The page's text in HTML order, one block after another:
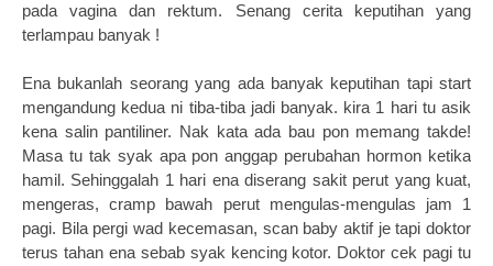
pada vagina dan rektum. Senang cerita keputihan yang
terlampau banyak !
Ena bukanlah seorang yang ada banyak keputihan tapi start
mengandung kedua ni tiba-tiba jadi banyak. kira 1 hari tu asik
kena salin pantiliner. Nak kata ada bau pon memang takde!
Masa tu tak syak apa pon anggap perubahan hormon ketika
hamil. Sehinggalah 1 hari ena diserang sakit perut yang kuat,
mengeras, cramp bawah perut mengulas-mengulas jam 1
pagi. Bila pergi wad kecemasan, scan baby aktif je tapi doktor
terus tahan ena sebab syak kencing kotor. Doktor cek pagi tu